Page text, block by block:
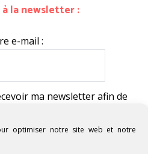
optimiser notre site web et notre
la newsletter :
e-mail :
ma newsletter afin de
auxquels je participe). Vous
à tout moment de cette